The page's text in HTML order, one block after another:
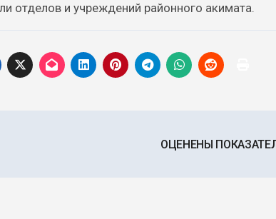
отделов и учреждений районного акимата.
ОЦЕНЕНЫ